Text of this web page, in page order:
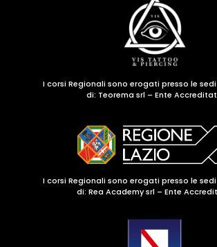
I corsi Regionali sono erogati presso le
di: Teorema srl – Ente
I corsi Regionali sono erogati presso le
di: Rea Academy srl – Ente